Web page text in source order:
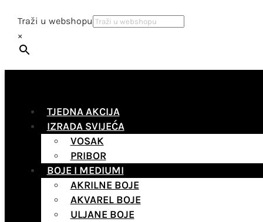
Traži u webshopu
×
TJEDNA AKCIJA
IZRADA SVIJEĆA
VOSAK
PRIBOR
BOJE I MEDIUMI
AKRILNE BOJE
AKVAREL BOJE
ULJANE BOJE